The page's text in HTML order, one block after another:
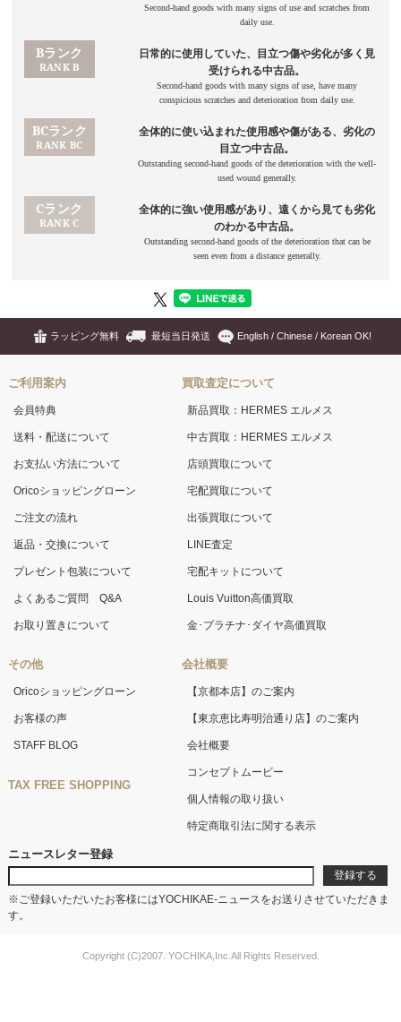
ラッピング無料 最短当日発送 English / Chinese / Korean OK!
ご利用案内
会員特典
送料・配送について
お支払い方法について
Oricoショッピングローン
ご注文の流れ
返品・交換について
プレゼント包装について
よくあるご質問 Q&A
お取り置きについて
その他
Oricoショッピングローン
お客様の声
STAFF BLOG
TAX FREE SHOPPING
買取査定について
新品買取：HERMES エルメス
中古買取：HERMES エルメス
店頭買取について
宅配買取について
出張買取について
LINE査定
宅配キットについて
Louis Vuitton高価買取
金･プラチナ･ダイヤ高価買取
会社概要
【京都本店】のご案内
【東京恵比寿明治通り店】のご案内
会社概要
コンセプトムービー
個人情報の取り扱い
特定商取引法に関する表示
ニュースレター登録
※ご登録いただいたお客様にはYOCHIKAE-ニュースをお送りさせていただきま
す。
Copyright (C)2007. YOCHIKA,Inc.All Rights Reserved.